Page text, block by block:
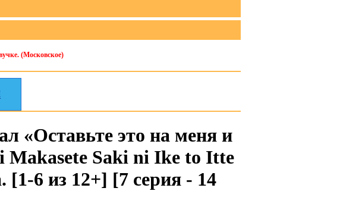
(Московское)
«Оставьте это на меня и
Makasete Saki ni Ike to Itte
6 из 12+] [7 серия - 14